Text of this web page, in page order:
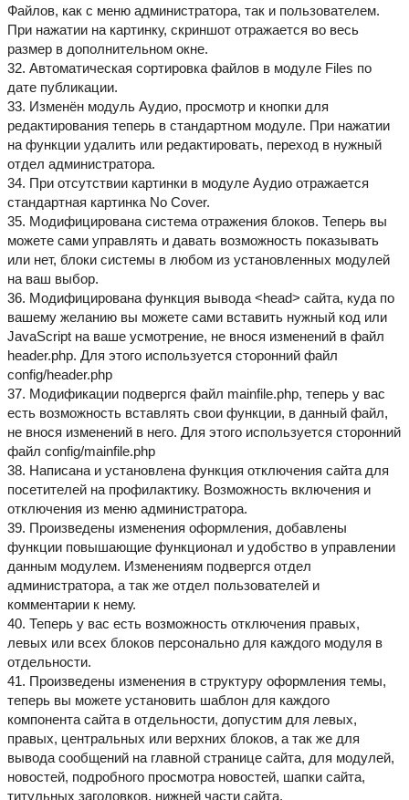
Файлов, как с меню администратора, так и пользователем.
При нажатии на картинку, скриншот отражается во весь
размер в дополнительном окне.
32. Автоматическая сортировка файлов в модуле Files по
дате публикации.
33. Изменён модуль Аудио, просмотр и кнопки для
редактирования теперь в стандартном модуле. При нажатии
на функции удалить или редактировать, переход в нужный
отдел администратора.
34. При отсутствии картинки в модуле Аудио отражается
стандартная картинка No Cover.
35. Модифицирована система отражения блоков. Теперь вы
можете сами управлять и давать возможность показывать
или нет, блоки системы в любом из установленных модулей
на ваш выбор.
36. Модифицирована функция вывода <head> сайта, куда по
вашему желанию вы можете сами вставить нужный код или
JavaScript на ваше усмотрение, не внося изменений в файл
header.php. Для этого используется сторонний файл
config/header.php
37. Модификации подвергся файл mainfile.php, теперь у вас
есть возможность вставлять свои функции, в данный файл,
не внося изменений в него. Для этого используется сторонний
файл config/mainfile.php
38. Написана и установлена функция отключения сайта для
посетителей на профилактику. Возможность включения и
отключения из меню администратора.
39. Произведены изменения оформления, добавлены
функции повышающие функционал и удобство в управлении
данным модулем. Изменениям подвергся отдел
администратора, а так же отдел пользователей и
комментарии к нему.
40. Теперь у вас есть возможность отключения правых,
левых или всех блоков персонально для каждого модуля в
отдельности.
41. Произведены изменения в структуру оформления темы,
теперь вы можете установить шаблон для каждого
компонента сайта в отдельности, допустим для левых,
правых, центральных или верхних блоков, а так же для
вывода сообщений на главной странице сайта, для модулей,
новостей, подробного просмотра новостей, шапки сайта,
титульных заголовков, нижней части сайта.